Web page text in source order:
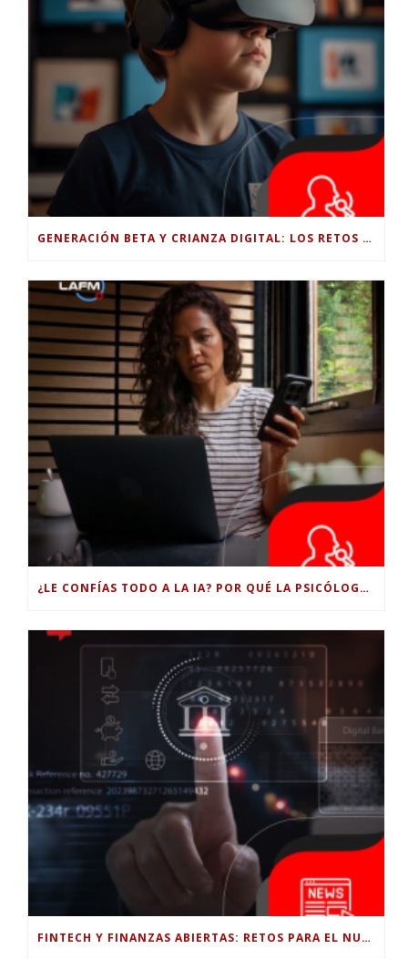
GENERACIÓN BETA Y CRIANZA DIGITAL: LOS RETOS DE CRIAR HIJOS EN LA ERA DE LA INTELIGENCIA ARTIFICIAL
¿LE CONFÍAS TODO A LA IA? POR QUÉ LA PSICÓLOGA DICE QUE ESO PUEDE COSTARTE TUS PROPIAS HABILIDADES
FINTECH Y FINANZAS ABIERTAS: RETOS PARA EL NUEVO GOBIERNO COLOMBIANO